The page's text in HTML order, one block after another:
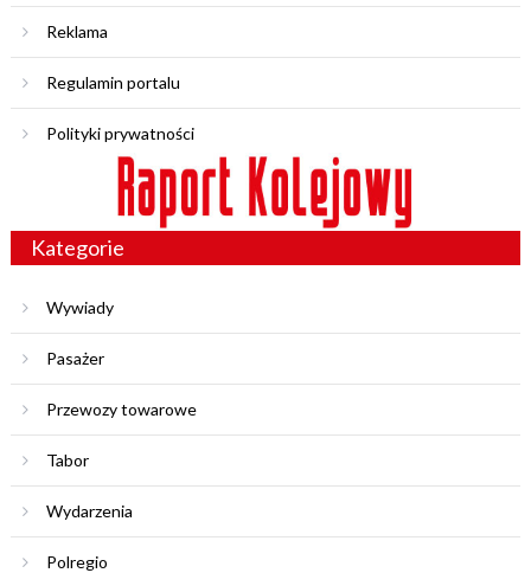
Reklama
Regulamin portalu
Polityki prywatności
Kategorie
Wywiady
Pasażer
Przewozy towarowe
Tabor
Wydarzenia
Polregio